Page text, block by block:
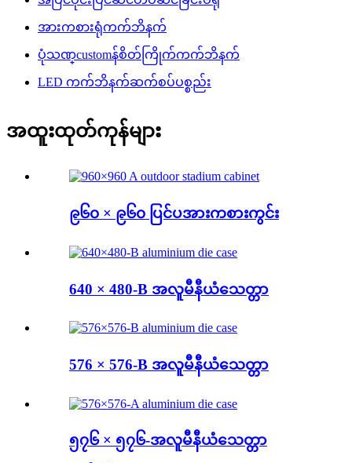
အားကစားရုံကက်ဘိနက်
ပုံသဏ္customန်စိတ်ကြိုက်ကက်ဘိနက်
LED ကက်ဘိနက်ဆက်စပ်ပစ္စည်း
အထူးထုတ်ကုန်များ
၉၆၀ × ၉၆၀ ပြင်ပအားကစားကွင်း
640 × 480-B အလူမီနီယံသေတ္တာ
576 × 576-B အလူမီနီယံသေတ္တာ
၅၇၆ × ၅၇၆-အလူမီနီယံသေတ္တာ